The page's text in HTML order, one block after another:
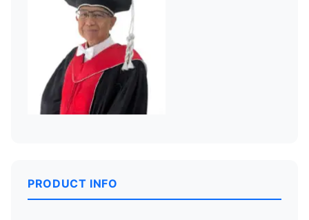
PRODUCT INFO